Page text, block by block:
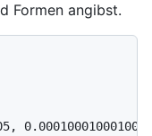
Formen angibst.